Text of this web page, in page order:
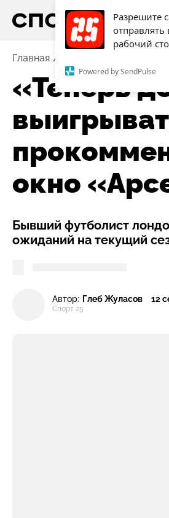
Разрешите
рабочий
Powered by SendPulse
Главная
«Теперь
окно
Бывший футболист
ожиданий на текущий
Автор: Глеб Жуласов
Спорт 25
12